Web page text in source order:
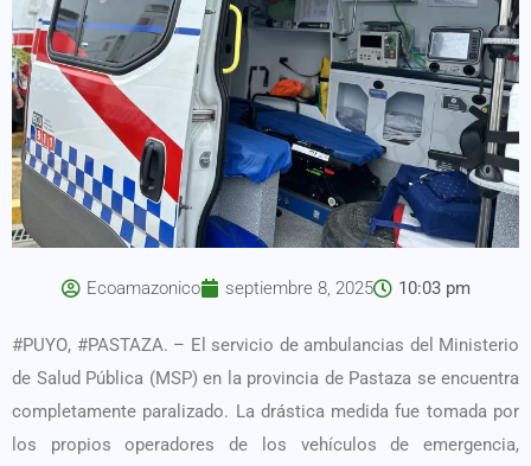
Ecoamazonico septiembre 8, 2025 10:03 pm
#PUYO, #PASTAZA. – El servicio de ambulancias del Ministerio
de Salud Pública (MSP) en la provincia de Pastaza se encuentra
completamente paralizado. La drástica medida fue tomada por
los propios operadores de los vehículos de emergencia,